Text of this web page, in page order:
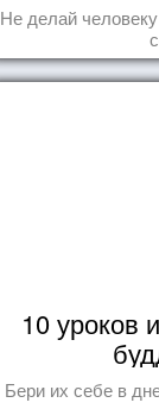
Не делай
10 уроков
Бери их себе в